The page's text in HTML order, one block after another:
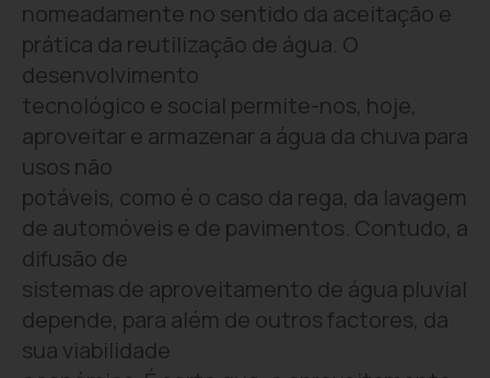
nomeadamente no sentido da aceitação e
prática da reutilização de água. O
desenvolvimento
tecnológico e social permite-nos, hoje,
aproveitar e armazenar a água da chuva para
usos não
potáveis, como é o caso da rega, da lavagem
de automóveis e de pavimentos. Contudo, a
difusão de
sistemas de aproveitamento de água pluvial
depende, para além de outros factores, da
sua viabilidade